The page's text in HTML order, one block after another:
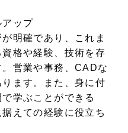
アップ
明確であり、これま
格や経験、技術を存
営業や事務、CADな
ます。また、身に付
学ぶことができる
えての経験に役立ち